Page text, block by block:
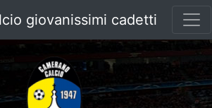
giovanissimi cadetti